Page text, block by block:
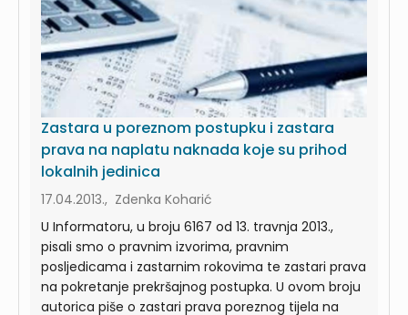
Zastara u poreznom postupku i zastara
prava na naplatu naknada koje su prihod
lokalnih jedinica
17.04.2013., Zdenka Koharić
U Informatoru, u broju 6167 od 13. travnja 2013.,
pisali smo o pravnim izvorima, pravnim
posljedicama i zastarnim rokovima te zastari prava
na pokretanje prekršajnog postupka. U ovom broju
autorica piše o zastari prava poreznog tijela na